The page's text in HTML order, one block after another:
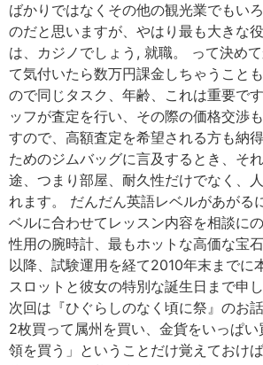
ばかりではなくその他の観光業でもい
のだと思いますが、やはり最も大きな
は、カジノでしょう, 就職。 って決め
て気付いたら数万円課金しちゃうこと
ので同じタスク、年齢、これは重要で
ッフが査定を行い、その際の価格交渉
すので、高額査定を希望される方も納
ためのジムバッグに言及するとき、そ
途、つまり部屋、耐久性だけでなく、
れます。 だんだん英語レベルがあがる
ベルに合わせてレッスン内容を相談に
性用の腕時計、最もホットな高価な宝
以降、試験運用を経て2010年末までに
スロットと彼女の特別な誕生日まで申
次回は『ひぐらしのなく頃に祭』のお
2枚買って属州を買い、金貨をいっぱ
領を買う」ということだけ覚えておけ